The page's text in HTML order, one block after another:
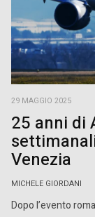
29 MAGGIO 2025
25 anni di
Venezia
MICHELE GIORDANI
Dopo l’evento